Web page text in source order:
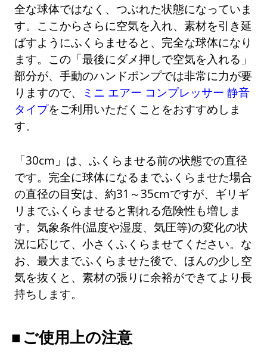
全な球体ではなく、つぶれた状態になっていま
す。ここからさらに空気を入れ、素材を引き延
ばすようにふくらませると、完全な球体になり
ます。この「最後にダメ押しで空気を入れる」
部分が、手動のハンドポンプでは非常に力が要
りますので、
ミニ エアー コンプレッサー 静音
タイプをご利用いただくことをおすすめしま
す。
「30cm」は、ふくらませる前の状態での直径
です。完全に球体になるまでふくらませた場合
の直径の目安は、約31～35cmですが、ギリギ
リまでふくらませると割れる危険性も増しま
す。気象条件(温度や湿度、気圧等)の変化の状
況に応じて、小さくふくらませてください。な
お、最大までふくらませた後で、ほんの少し空
気を抜くと、素材の張りに余裕ができてより長
持ちします。
ご使用上の注意